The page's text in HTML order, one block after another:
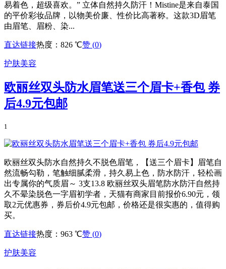
易着色，超级喜欢。” 立体自然持久防汗！Mistine是来自泰国
的平价彩妆品牌，以物美价廉、性价比高著称。这款3D眉笔
由眉笔、眉粉、染...
直达链接热度：826 ℃赞 (0)
护肤美容
欧丽丝双头防水眉笔送三个眉卡+香包 券
后4.9元包邮
1
欧丽丝双头防水自然持久不脱色眉笔，【送三个眉卡】眉笔自
然流畅勾勒，笔触细腻柔滑，持久易上色，防水防汗，轻松画
出专属你的气质眉～ 3支13.8 欧丽丝双头眉笔防水防汗自然持
久不晕染脱色一字眉初学者，天猫有商家目前报价6.90元，领
取2元优惠券，券后价4.9元包邮，价格还是很实惠的，值得购
买。
直达链接热度：963 ℃赞 (0)
护肤美容